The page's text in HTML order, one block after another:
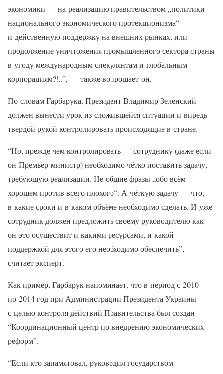
экономики — на реализацию правительством „политики
национального экономического протекционизма“
и действенную поддержку на внешних рынках, или
продолжение уничтожения промышленного сектора страны
в угоду международным спекулянтам и глобальным
корпорациям?!..”, — также вопрошает он.
По словам Гарбарука, Президент Владимир Зеленский
должен вынести урок из сложившейся ситуации и впредь
твердой рукой контролировать происходящие в стране.
“Но, прежде чем контролировать — сотруднику (даже если
он Премьер-министр) необходимо чётко поставить задачу,
требующую реализации. Не общие фразы „обо всём
хорошем против всего плохого“. А чёткую задачу — что,
в какие сроки и в каком объёме необходимо сделать. И уже
сотрудник должен предложить своему руководителю как
он это осуществит и какими ресурсами, и какой
поддержкой для этого его необходимо обеспечить”, —
считает эксперт.
Как пример, Гарбарук напоминает, что в период с 2010
по 2014 год при Администрации Президента Украины
с целью контроля действий Правительства был создан
“Координационный центр по внедрению экономических
реформ”.
“Если кто запамятовал, руководил государством